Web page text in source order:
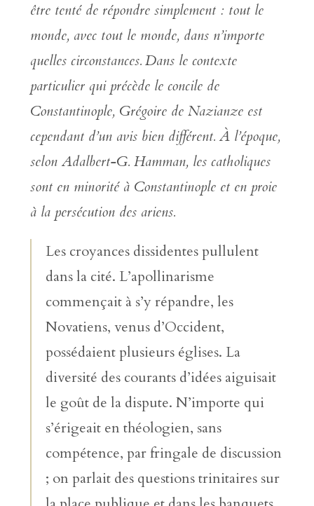
être tenté de répondre simplement : tout le
monde, avec tout le monde, dans n’importe
quelles circonstances. Dans le contexte
particulier qui précède le concile de
Constantinople, Grégoire de Nazianze est
cependant d’un avis bien différent. À l’époque,
selon Adalbert-G. Hamman, les catholiques
sont en minorité à Constantinople et en proie
à la persécution des ariens.
Les croyances dissidentes pullulent
dans la cité. L’apollinarisme
commençait à s’y répandre, les
Novatiens, venus d’Occident,
possédaient plusieurs églises. La
diversité des courants d’idées aiguisait
le goût de la dispute. N’importe qui
s’érigeait en théologien, sans
compétence, par fringale de discussion
; on parlait des questions trinitaires sur